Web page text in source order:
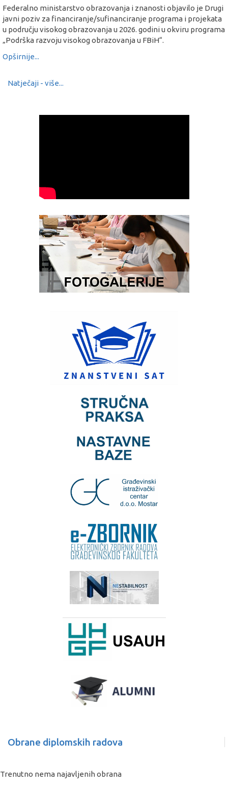
Federalno ministarstvo obrazovanja i znanosti objavilo je Drugi
javni poziv za financiranje/sufinanciranje programa i projekata
u području visokog obrazovanja u 2026. godini u okviru programa
„Podrška razvoju visokog obrazovanja u FBiH“.
Opširnije...
Natječaji - više...
Obrane diplomskih radova
Trenutno nema najavljenih obrana